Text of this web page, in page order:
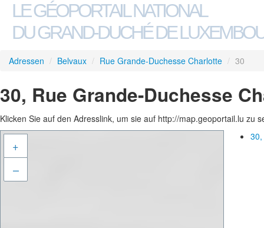
LE GÉOPORTAIL NATIONAL
DU GRAND-DUCHÉ DE
Adressen / Belvaux / Rue Grande-Duchesse Charlotte / 30
30, Rue Grande-Duchesse
Klicken Sie auf den Adresslink, um sie auf http://map.geoportail.lu zu
+
–